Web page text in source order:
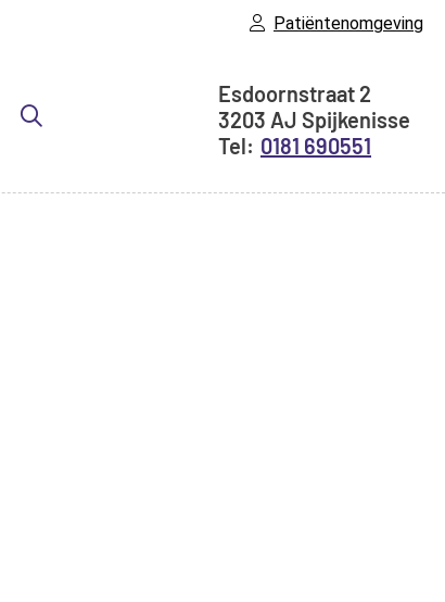
Patiëntenomgeving
Esdoornstraat 2
3203 AJ Spijkenisse
0181 690551